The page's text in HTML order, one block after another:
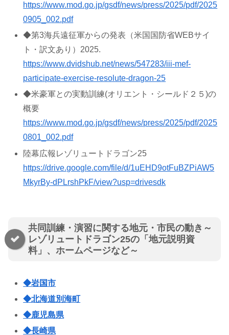
https://www.mod.go.jp/gsdf/news/press/2025/pdf/2025
0905_002.pdf
◆第3海兵遠征軍からの発表（米国国防省WEBサイ
ト・訳文あり）2025.
https://www.dvidshub.net/news/547283/iii-mef-
participate-exercise-resolute-dragon-25
◆米豪軍との実動訓練(オリエント・シールド２５)の
概要
https://www.mod.go.jp/gsdf/news/press/2025/pdf/2025
0801_002.pdf
陸幕広報レゾリュートドラゴン25
https://drive.google.com/file/d/1uEHD9otFuBZPiAW5
MkyrBy-dPLrshPkF/view?usp=drivesdk
共同訓練・演習に関する地元・市民の動き～
レゾリュートドラゴン25の「地元説明資
料」 、ホームページなど～
◆岩国市
◆北海道別海町
◆鹿児島県
◆長崎県